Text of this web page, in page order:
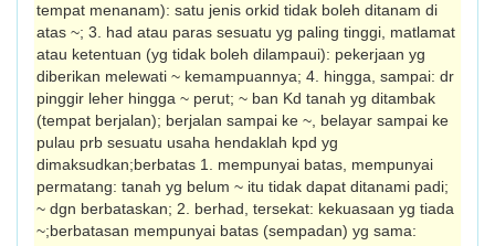
tempat menanam): satu jenis orkid tidak boleh ditanam di
atas ~; 3. had atau paras sesuatu yg paling tinggi, matlamat
atau ketentuan (yg tidak boleh dilampaui): pekerjaan yg
diberikan melewati ~ kemampuannya; 4. hingga, sampai: dr
pinggir leher hingga ~ perut; ~ ban Kd tanah yg ditambak
(tempat berjalan); berjalan sampai ke ~, belayar sampai ke
pulau prb sesuatu usaha hendaklah kpd yg
dimaksudkan;berbatas 1. mempunyai batas, mempunyai
permatang: tanah yg belum ~ itu tidak dapat ditanami padi;
~ dgn berbataskan; 2. berhad, tersekat: kekuasaan yg tiada
~;berbatasan mempunyai batas (sempadan) yg sama: